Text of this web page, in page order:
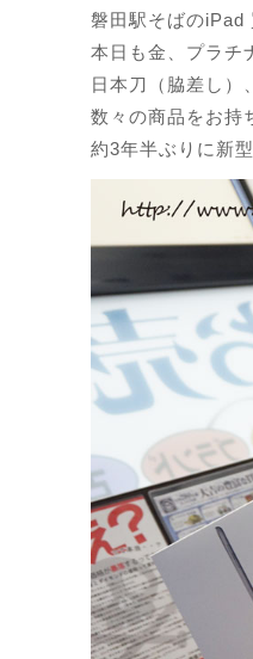
磐田駅そばのiPad
本日も金、プラチ
日本刀（脇差し）
数々の商品をお持
約3年半ぶりに新